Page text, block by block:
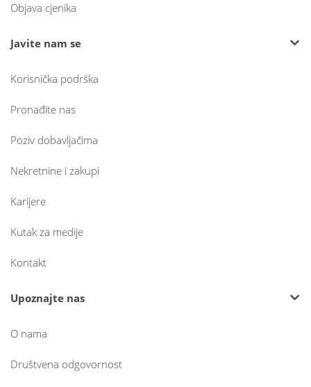
Objava cjenika
Javite nam se
Korisnička podrška
Pronađite nas
Poziv dobavljačima
Nekretnine i zakupi
Karijere
Kutak za medije
Kontakt
Upoznajte nas
O nama
Društvena odgovornost